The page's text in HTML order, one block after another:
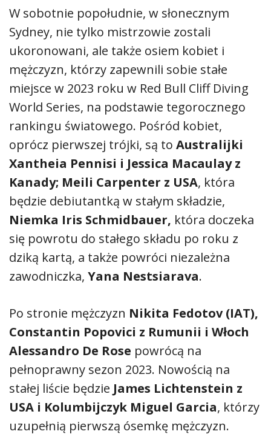
W sobotnie popołudnie, w słonecznym
Sydney, nie tylko mistrzowie zostali
ukoronowani, ale także osiem kobiet i
mężczyzn, którzy zapewnili sobie stałe
miejsce w 2023 roku w Red Bull Cliff Diving
World Series, na podstawie tegorocznego
rankingu światowego. Pośród kobiet,
oprócz pierwszej trójki, są to Australijki
Xantheia Pennisi i Jessica Macaulay z
Kanady; Meili Carpenter z USA, która
będzie debiutantką w stałym składzie,
Niemka Iris Schmidbauer, która doczeka
się powrotu do stałego składu po roku z
dziką kartą, a także powróci niezależna
zawodniczka, Yana Nestsiarava.
Po stronie mężczyzn Nikita Fedotov (IAT),
Constantin Popovici z Rumunii i Włoch
Alessandro De Rose powrócą na
pełnoprawny sezon 2023. Nowością na
stałej liście będzie James Lichtenstein z
USA i Kolumbijczyk Miguel Garcia, którzy
uzupełnią pierwszą ósemkę mężczyzn.